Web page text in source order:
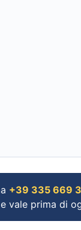
+39 335 669
vale prima di